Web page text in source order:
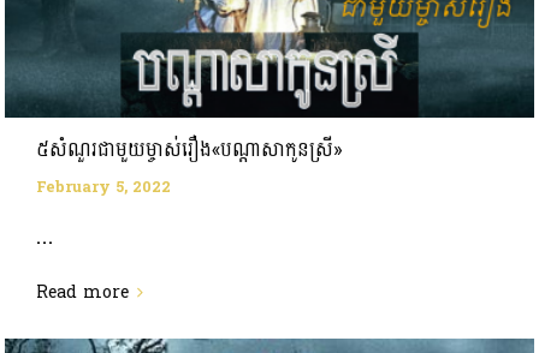
៥សំណួរជាមួយម្ចាស់រឿង«បណ្ដាសាកូនស្រី»
February 5, 2022
...
Read more